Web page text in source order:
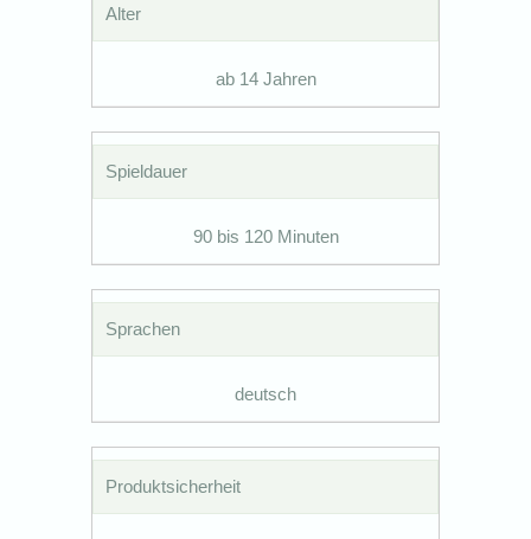
Alter
ab 14 Jahren
Spieldauer
90 bis 120 Minuten
Sprachen
deutsch
Produktsicherheit